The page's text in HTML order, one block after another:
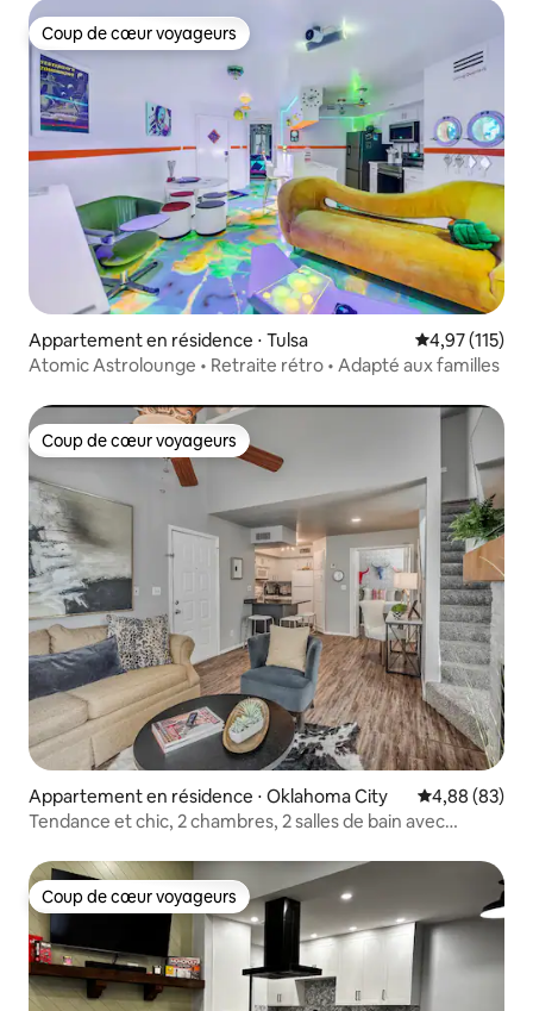
Coup de cœur voyageurs
Coup de cœur voyageurs
Appartement en résidence ⋅ Tulsa Évaluation
4,97 (115)
Atomic Astrolounge • Retraite rétro • Adapté aux familles
Coup de cœur voyageurs
Coup de cœur voyageurs
Appartement en résidence ⋅ Oklahoma City Évaluation
4,88 (83)
Tendance et chic, 2 chambres, 2 salles de bain avec
Coup de cœur voyageurs
Coup de cœur voyageurs